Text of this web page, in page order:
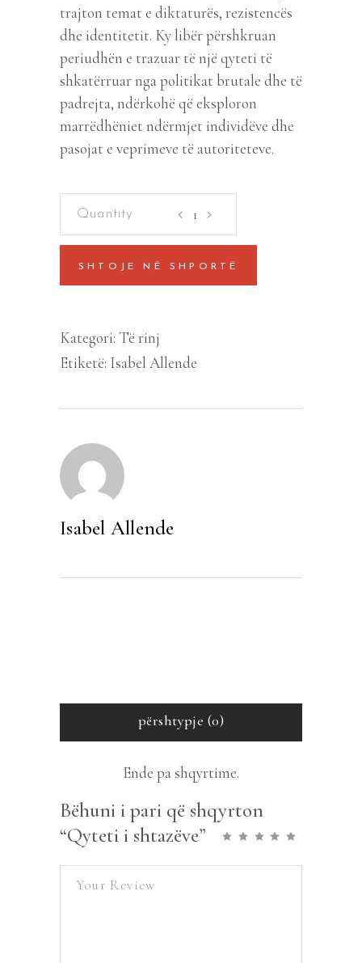
trajton temat e diktaturës, rezistencës
dhe identitetit. Ky libër përshkruan
periudhën e trazuar të një qyteti të
shkatërruar nga politikat brutale dhe të
padrejta, ndërkohë që eksploron
marrëdhëniet ndërmjet individëve dhe
pasojat e veprimeve të autoriteteve.
shtazëve
quantity
SHTOJE NË SHPORTË
Kategori: Të rinj
Etiketë: Isabel Allende
Isabel Allende
përshtypje (0)
Ende pa shqyrtime.
Bëhuni i pari që shqyrton
“Qyteti i shtazëve”